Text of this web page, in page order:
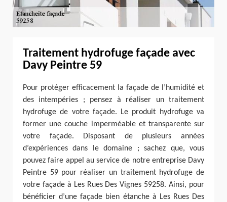
Traitement hydrofuge façade avec
Davy Peintre 59
Pour protéger efficacement la façade de l’humidité et
des intempéries ; pensez à réaliser un traitement
hydrofuge de votre façade. Le produit hydrofuge va
former une couche imperméable et transparente sur
votre façade. Disposant de plusieurs années
d’expériences dans le domaine ; sachez que, vous
pouvez faire appel au service de notre entreprise Davy
Peintre 59 pour réaliser un traitement hydrofuge de
votre façade à Les Rues Des Vignes 59258. Ainsi, pour
bénéficier d’une façade bien étanche à Les Rues Des